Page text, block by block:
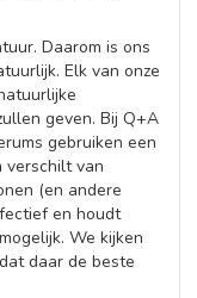
Daarom is ons
Elk van onze
geven. Bij Q+A
gebruiken een
verschilt van
(en andere
en houdt
We kijken
daar de beste